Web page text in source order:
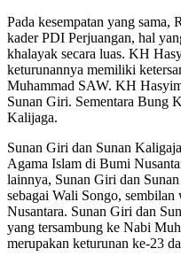
Pada kesempatan yang sama,
kader PDI Perjuangan, hal
khalayak secara luas. KH
keturunannya memiliki
Muhammad SAW. KH
Sunan Giri. Sementara Bung
Kalijaga.
Sunan Giri dan Sunan
Agama Islam di Bumi
lainnya, Sunan Giri dan
sebagai Wali Songo,
Nusantara. Sunan Giri dan
yang tersambung ke Nabi
merupakan keturunan ke-23